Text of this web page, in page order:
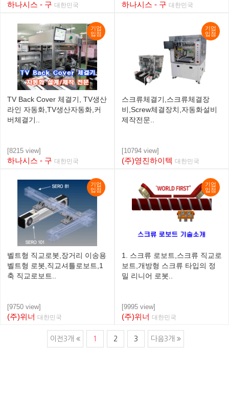
하나시스 - 구 대한민국 하나시스 - 구 대한민국
기업
입점
TV Back Cover 체결기, TV생산
라인 자동화,TV생산자동화,커
버체결기..
[8215 view]
하나시스 - 구 대한민국
기업
입점
스크류체결기,스크류체결장
비,Screw체결장치,자동화설비
제작전문..
[10794 view]
(주)영진하이텍 대한민국
기업
입점
벨트형 직교로봇,장거리 이송용
벨트형 로봇,직교셔틀로보트,1
축 직교로보트..
[9750 view]
(주)위너 대한민국
기업
입점
1. 스크류 로보트,스크류 직교로
보트,개방형 스크류 타입의 정
밀 리니어 로봇..
[9995 view]
(주)위너 대한민국
이전3개 1 2 3 다음3개